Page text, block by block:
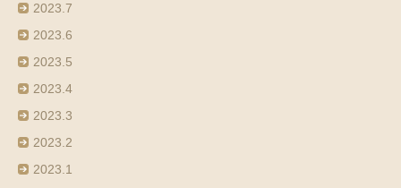
2023.7
2023.6
2023.5
2023.4
2023.3
2023.2
2023.1